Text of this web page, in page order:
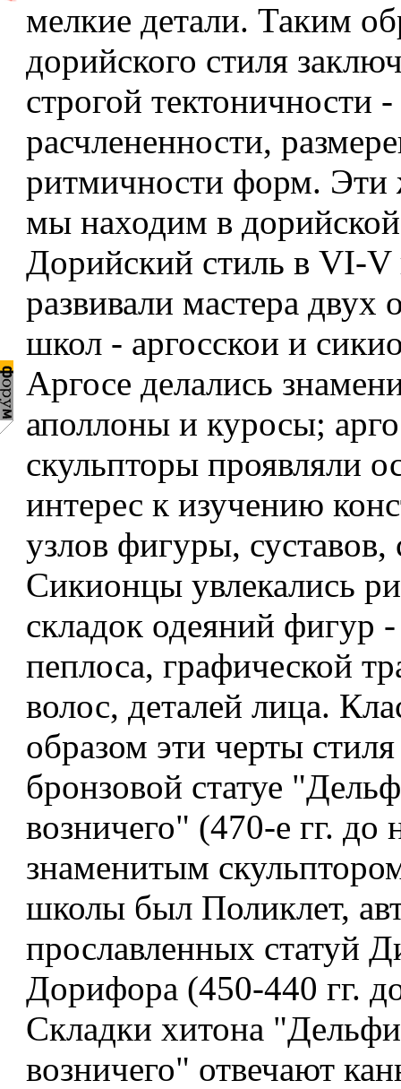
мелкие детали. Таким
дорийского стиля
строгой тектоничности -
расчлененности,
ритмичности форм. Эти
мы находим в дорийской
Дорийский стиль в VI-V
развивали мастера двух
школ - аргосскои и
Аргосе делались
аполлоны и куросы;
скульпторы проявляли
интерес к изучению
узлов фигуры, суставов,
Сикионцы увлекались
складок одеяний фигур
пеплоса, графической
волос, деталей лица.
образом эти черты
бронзовой статуе
возничего" (470-е гг.
знаменитым
школы был Поликлет,
прославленных статуй
Дорифора (450-440 гг.
Складки хитона
возничего" отвечают